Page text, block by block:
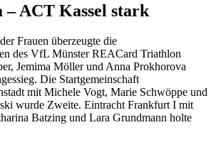
– ACT Kassel stark
Frauen überzeugte die
des VfL Münster REACard Triathlon
Jemima Möller und Anna Prokhorova
Die Startgemeinschaft
mit Michele Vogt, Marie Schwöppe und
wurde Zweite. Eintracht Frankfurt I mit
Batzing und Lara Grundmann holte